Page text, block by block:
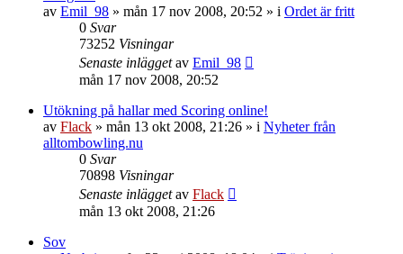
av Emil_98 » mån 17 nov 2008, 20:52 » i Ordet är fritt
0 Svar
73252 Visningar
Senaste inläggetav Emil_98
mån 17 nov 2008, 20:52
Utökning på hallar med Scoring online!
av Flack » mån 13 okt 2008, 21:26 » i Nyheter från
alltombowling.nu
0 Svar
70898 Visningar
Senaste inläggetav Flack
mån 13 okt 2008, 21:26
Sov